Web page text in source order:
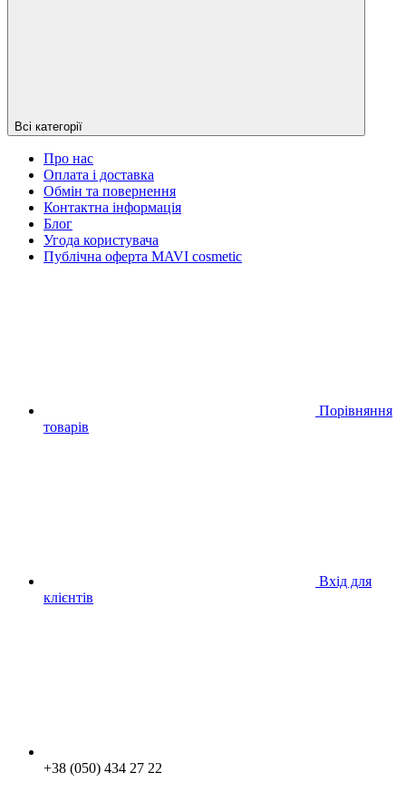
Всі категорії
Про нас
Оплата і доставка
Обмін та повернення
Контактна інформація
Блог
Угода користувача
Публічна оферта MAVI cosmetic
Порівняння
товарів
Вхід для
клієнтів
+38 (050) 434 27 22